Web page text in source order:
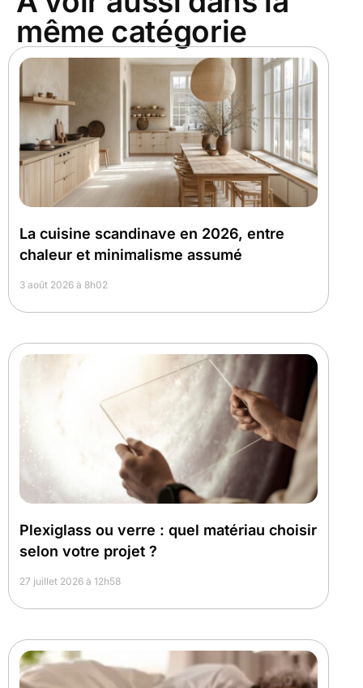
même catégorie
La cuisine scandinave en 2026, entre
chaleur et minimalisme assumé
3 août 2026 à 8h02
Plexiglass ou verre : quel matériau choisir
selon votre projet ?
27 juillet 2026 à 12h58